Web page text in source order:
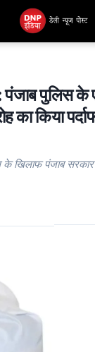
पुलिस के
का किया
पंजाब सरकार